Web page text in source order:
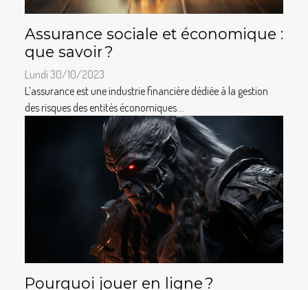
Assurance sociale et économique :
que savoir ?
Lundi 30/10/2023
L’assurance est une industrie financière dédiée à la gestion
des risques des entités économiques....
Pourquoi jouer en ligne ?